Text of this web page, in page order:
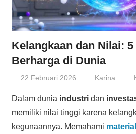
Kelangkaan dan Nilai:
Berharga di Dunia
22 Februari 2026 Karina
Dalam dunia industridan
memiliki nilai tinggi karena
kegunaannya. Memahami